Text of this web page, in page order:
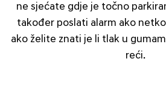
ne sjećate gdje je točno
također poslati alarm ako
ako želite znati je li tlak u
reći.